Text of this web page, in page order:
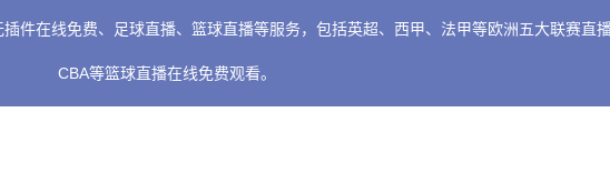
件在线免费、足球直播、篮球直播等服务，包括英超、西甲、法甲等欧洲五大联赛直
CBA等篮球直播在线免费观看。